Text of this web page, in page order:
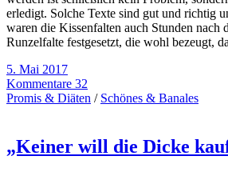
erledigt. Solche Texte sind gut und richtig
waren die Kissenfalten auch Stunden nach
Runzelfalte festgesetzt, die wohl bezeugt,
5. Mai 2017
Kommentare 32
Promis & Diäten / Schönes & Banales
„Keiner will die Dicke